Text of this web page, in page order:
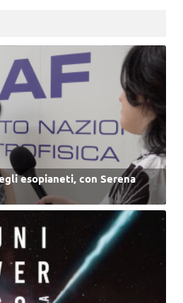
esopianeti, con Serena